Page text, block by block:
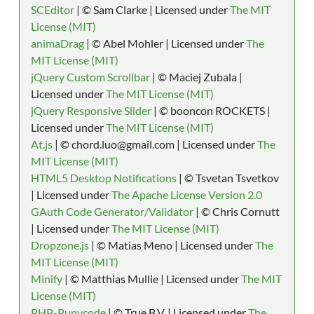
SCEditor | © Sam Clarke | Licensed underThe MIT
License (MIT)
animaDrag | © Abel Mohler | Licensed underThe
MIT License (MIT)
jQuery Custom Scrollbar | © Maciej Zubala |
Licensed underThe MIT License (MIT)
jQuery Responsive Slider | © booncon ROCKETS |
Licensed underThe MIT License (MIT)
At.js | © chord.luo@gmail.com | Licensed underThe
MIT License (MIT)
HTML5 Desktop Notifications | © Tsvetan Tsvetkov
| Licensed underThe Apache License Version 2.0
GAuth Code Generator/Validator | © Chris Cornutt
| Licensed underThe MIT License (MIT)
Dropzone.js | © Matias Meno | Licensed underThe
MIT License (MIT)
Minify | © Matthias Mullie | Licensed underThe MIT
License (MIT)